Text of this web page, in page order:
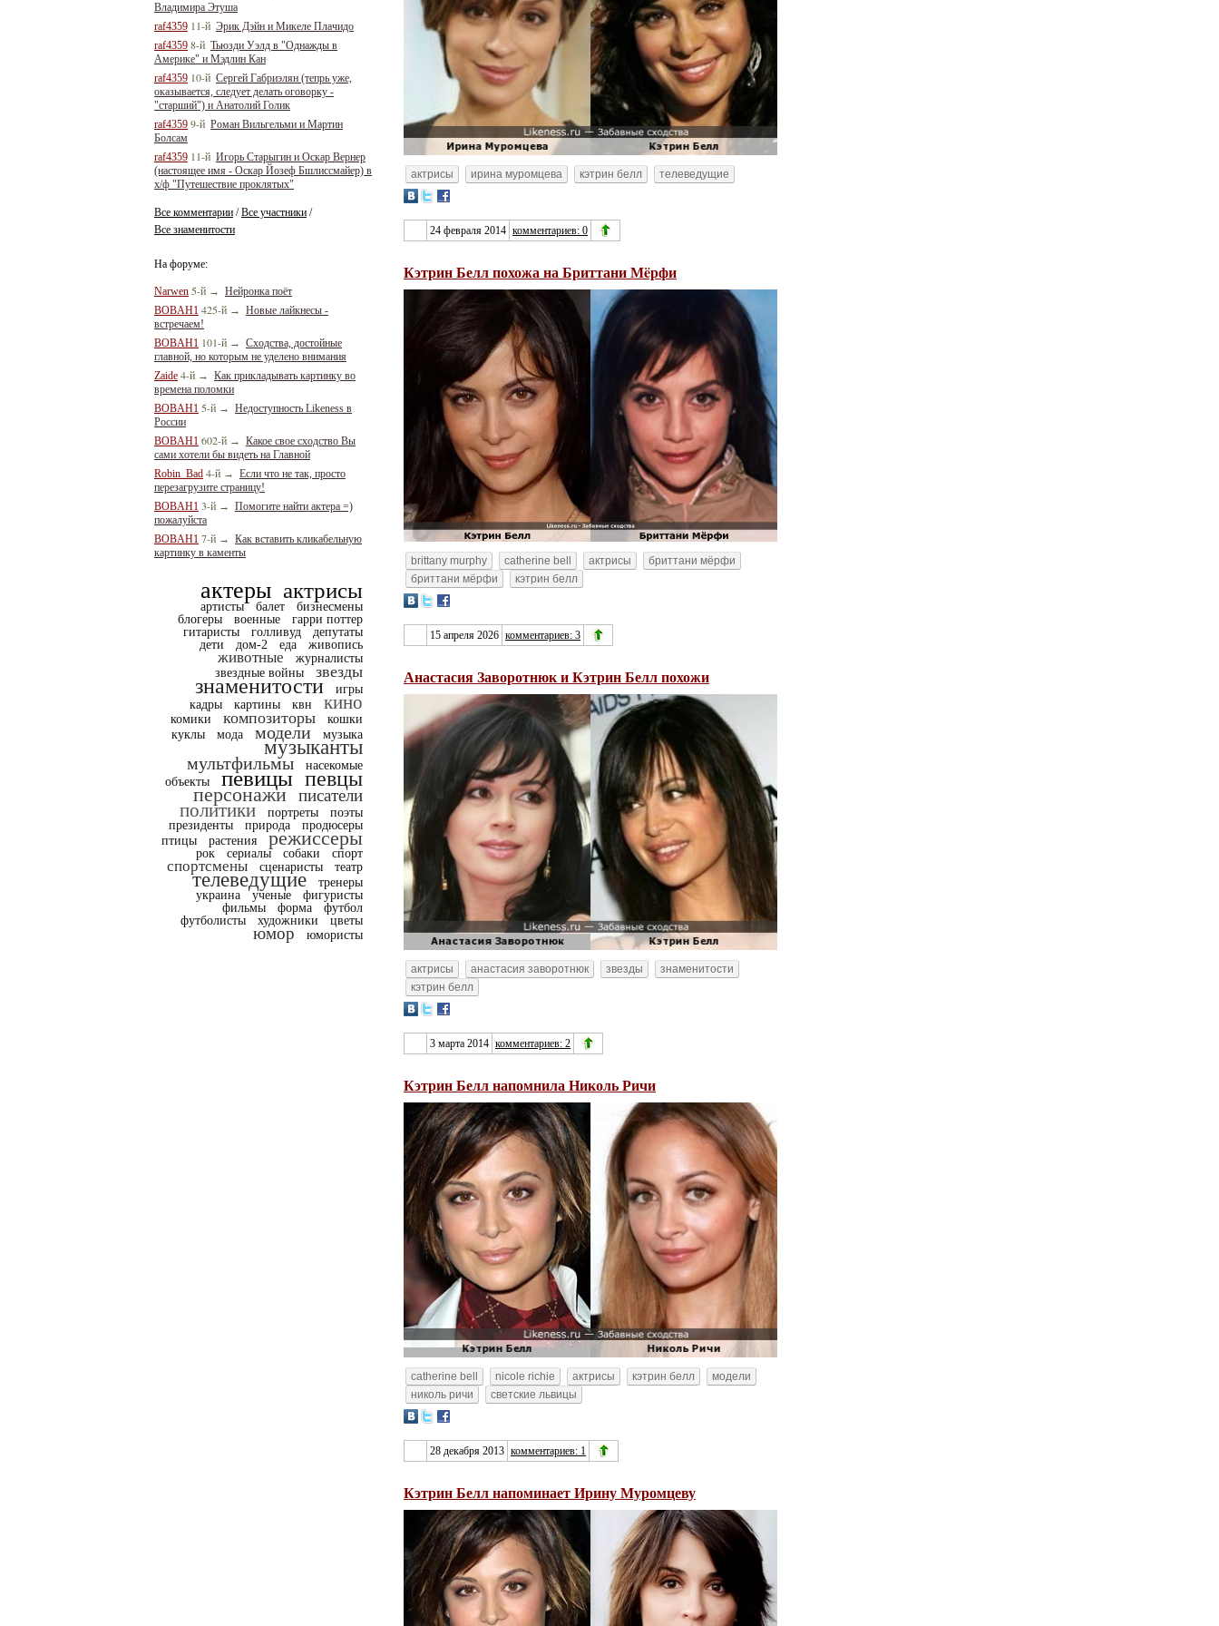
Владимира Этуша
raf4359 11-й Эрик Дэйн и Микеле Плачидо
raf4359 8-й Тьюзди Уэлд в "Однажды в
Америке" и Мэдлин Кан
raf4359 10-й Сергей Габриэлян (тепрь уже,
оказывается, следует делать оговорку -
"старший") и Анатолий Голик
raf4359 9-й Роман Вильгельми и Мартин
Болсам
raf4359 11-й Игорь Старыгин и Оскар Вернер
(настоящее имя - Оскар Йозеф Бшлиссмайер) в
х/ф "Путешествие проклятых"
Все комментарии /Все участники /
Все знаменитости
На форуме:
Narwen 5-й → Нейронка поёт
BOBAH1 425-й → Новые лайкнесы -
встречаем!
BOBAH1 101-й → Сходства, достойные
главной, но которым не уделено внимания
Zaide 4-й → Как прикладывать картинку во
времена поломки
BOBAH1 5-й → Недоступность Likeness в
России
BOBAH1 602-й → Какое свое сходство Вы
сами хотели бы видеть на Главной
Robin_Bad 4-й → Если что не так, просто
перезагрузите страницу!
BOBAH1 3-й → Помогите найти актера =)
пожалуйста
BOBAH1 7-й → Как вставить кликабельную
картинку в каменты
актеры актрисы
артисты балет
бизнесмены
блогеры
военные
гарри поттер
гитаристы
голливуд
депутаты
дети
дом-2 еда живопись
животные
журналисты
звездные войны
звезды
знаменитости
игры
кадры
картины квн кино
комики композиторы
кошки
куклы
мода модели музыка
музыканты
мультфильмы
насекомые
объекты
певицы певцы
персонажи писатели
политики портреты
поэты
президенты
природа
продюсеры
птицы
растения режиссеры
рок сериалы собаки спорт
спортсмены сценаристы театр
телеведущие
тренеры
украина
ученые
фигуристы
фильмы
форма
футбол
футболисты
художники цветы
юмор юмористы
актрисы ирина муромцева кэтрин белл телеведущие
24 февраля 2014 комментариев: 0
Кэтрин Белл похожа на Бриттани Мëрфи
brittany murphy catherine bell актрисы
бриттани мëрфи
бриттани мёрфи
кэтрин белл
15 апреля 2026 комментариев: 3
Анастасия Заворотнюк и Кэтрин Белл похожи
актрисы анастасия заворотнюк звезды
знаменитости
кэтрин белл
3 марта 2014 комментариев: 2
Кэтрин Белл напомнила Николь Ричи
catherine bell nicole richie актрисы кэтрин белл
модели
николь ричи
светские львицы
28 декабря 2013 комментариев: 1
Кэтрин Белл напоминает Ирину Муромцеву